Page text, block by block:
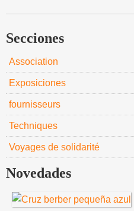
Secciones
Association
Exposiciones
fournisseurs
Techniques
Voyages de solidarité
Novedades